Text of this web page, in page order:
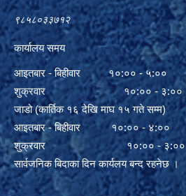
९८५८०३३७१२
कार्यालय समय
आइतबार - बिहीवार १०:०० - ५:००
शुक्रवार १०:०० - ३:००
जाडो (कार्तिक १६ देखि माघ १५ गते सम्म)
आइतबार - बिहीवार १०:०० - ४:००
शुक्रवार १०:०० - ३:००
सार्वजनिक बिदाका दिन कार्यलय बन्द रहनेछ ।